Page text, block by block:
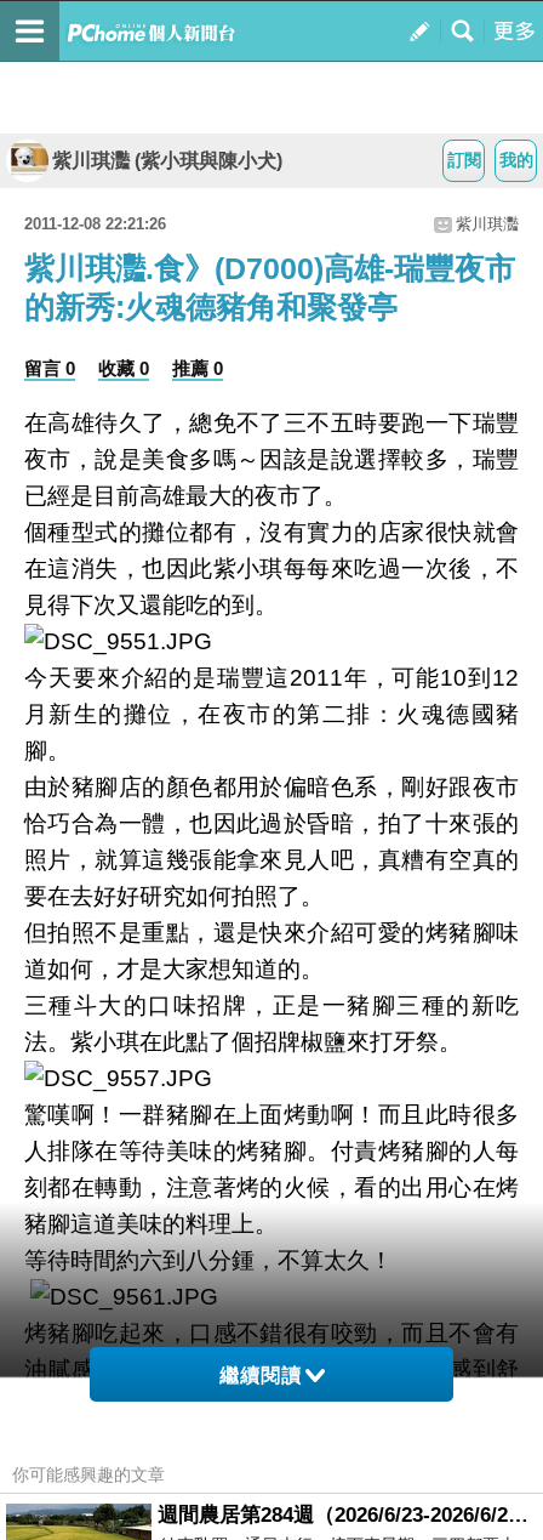
我的
訂閱
紫川琪灩 (紫小琪與陳小犬)
2011-12-08 22:21:26 紫川琪灩
紫川琪灩.食》(D7000)高雄-瑞豐夜市
的新秀:火魂德豬角和聚發亭
留言 0 收藏 0 推薦 0
在高雄待久了，總免不了三不五時要跑一下瑞豐
夜市，說是美食多嗎～因該是說選擇較多，瑞豐
已經是目前高雄最大的夜市了。
個種型式的攤位都有，沒有實力的店家很快就會
在這消失，也因此紫小琪每每來吃過一次後，不
見得下次又還能吃的到。
今天要來介紹的是瑞豐這2011年，可能10到12
月新生的攤位，在夜市的第二排：火魂德國豬
腳。
由於豬腳店的顏色都用於偏暗色系，剛好跟夜市
恰巧合為一體，也因此過於昏暗，拍了十來張的
照片，就算這幾張能拿來見人吧，真糟有空真的
要在去好好研究如何拍照了。
但拍照不是重點，還是快來介紹可愛的烤豬腳味
道如何，才是大家想知道的。
三種斗大的口味招牌，正是一豬腳三種的新吃
法。紫小琪在此點了個招牌椒鹽來打牙祭。
驚嘆啊！一群豬腳在上面烤動啊！而且此時很多
人排隊在等待美味的烤豬腳。付責烤豬腳的人每
刻都在轉動，注意著烤的火候，看的出用心在烤
豬腳這道美味的料理上。
等待時間約六到八分鍾，不算太久！
烤豬腳吃起來，口感不錯很有咬勁，而且不會有
油膩感，吃到膠質處不會過於偏軟，讓人感到舒
服，連不敢太吃豬腳的紫小琪都敢吃喔，而且一
好，也因此當吃到與豬腳同在的沙拉時，感覺沙
拉的調味更對紫小琪的味，沙拉有點偏向馬鈴薯
繼續閱讀
你可能感興趣的文章
週間農居第284週（2026/6/23-2026/6/24) 夏至 金黃稻浪洋溢豐收喜悅